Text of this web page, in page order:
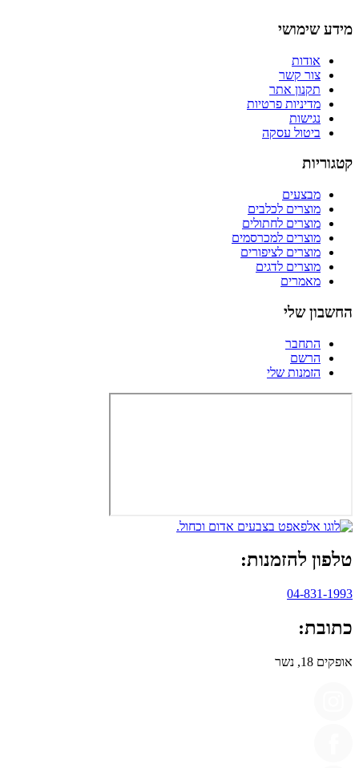
מידע שימושי
אודות
צור קשר
תקנון אתר
מדיניות פרטיות
נגישות
ביטול עסקה
קטגוריות
מבצעים
מוצרים לכלבים
מוצרים לחתולים
מוצרים למכרסמים
מוצרים לציפורים
מוצרים לדגים
מאמרים
החשבון שלי
התחבר
הרשם
הזמנות שלי
טלפון להזמנות:
04-831-1993
כתובת:
אופקים 18, נשר